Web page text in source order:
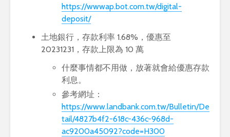
https://wwwap.bot.com.tw/digital-
deposit/
土地銀行，存款利率 1.68%，優惠至
20231231，存款上限為 10 萬
什麼事情都不用做，放著就會給優惠存款
利息。
參考網址：
https://www.landbank.com.tw/Bulletin/De
tail/4827b4f2-618c-436c-968d-
ac9200a45092?code=H300